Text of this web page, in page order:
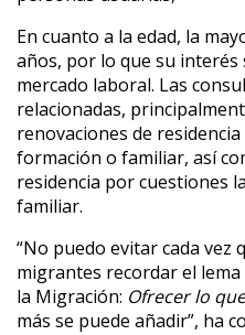
En cuanto a la edad, la
años, por lo que su interés
mercado laboral. Las
relacionadas,
renovaciones de
formación o familiar, así
residencia por cuestiones
familiar.
“No puedo evitar cada vez
migrantes recordar el lema
la Migración: Ofrecer lo
más se puede añadir”, ha